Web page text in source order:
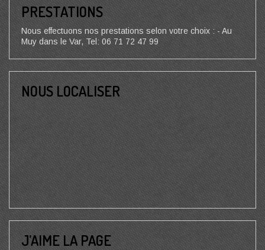
PRESTATIONS
Nous effectuons nos prestations selon votre choix : - Au
Muy dans le Var, Tel: 06 71 72 47 99
NOUS LOCALISER
J’AIME LA PAGE